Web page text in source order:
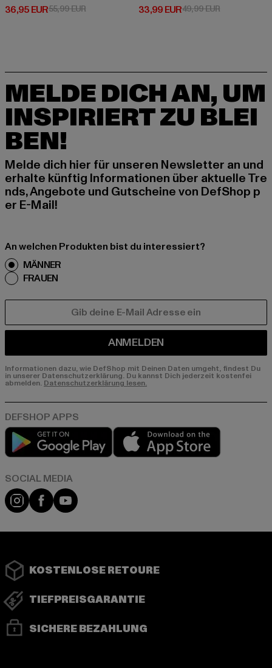
36,95 EUR
Derzeitiger Preis: 36,95 EUR
55,99 EURAktionspreis: 55,99 EUR
33,99 EUR
Derzeitiger Preis: 33,99 EUR
49,99 EURAktionspreis:
MELDE DICH AN, UM
INSPIRIERT ZU BLEI
BEN!
Melde dich hier für unseren Newsletter an und
erhalte künftig Informationen über aktuelle Tre
nds, Angebote und Gutscheine von DefShop p
er E-Mail!
An welchen Produkten bist du interessiert?
MÄNNER
FRAUEN
ANMELDEN
Informationen dazu, wie DefShop mit Deinen Daten umgeht, findest Du
in unserer Datenschutzerklärung. Du kannst Dich jederzeit kostenfei
abmelden. Datenschutzerklärung lesen.
Play market
Instagram
FacebookYouTube
KOSTENLOSE RETOURE
TIEFPREISGARANTIE
SICHERE BEZAHLUNG